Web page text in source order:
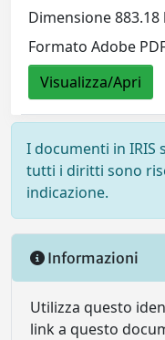
Dimensione 883.18
Formato Adobe
Visualizza/Apri
I documenti in
tutti i diritti sono
indicazione.
Informazioni
Utilizza questo
link a questo